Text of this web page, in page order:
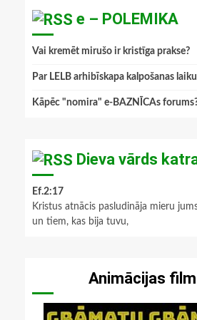
e – POLEMIKA
Vai kremēt mirušo ir kristīga prakse?
Par LELB arhibīskapa kalpošanas laiku
Kāpēc "nomira" e-BAZNĪCAs
Dieva vārds
Ef.2:17
Kristus atnācis pasludināja mieru
un tiem, kas bija tuvu,
Animācijas